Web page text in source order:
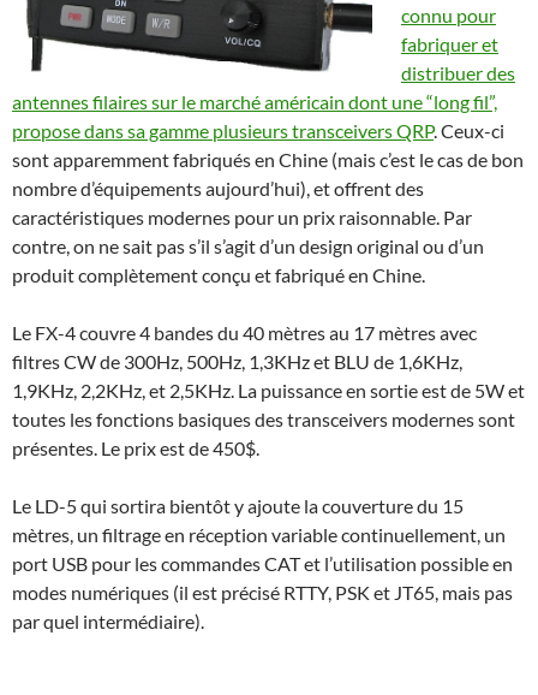
connu pour
fabriquer et
distribuer des
antennes filaires sur le marché américain dont une “long fil”,
propose dans sa gamme plusieurs transceivers QRP. Ceux-ci
sont apparemment fabriqués en Chine (mais c’est le cas de bon
nombre d’équipements aujourd’hui), et offrent des
caractéristiques modernes pour un prix raisonnable. Par
contre, on ne sait pas s’il s’agit d’un design original ou d’un
produit complètement conçu et fabriqué en Chine.
Le FX-4 couvre 4 bandes du 40 mètres au 17 mètres avec
filtres CW de 300Hz, 500Hz, 1,3KHz et BLU de 1,6KHz,
1,9KHz, 2,2KHz, et 2,5KHz. La puissance en sortie est de 5W et
toutes les fonctions basiques des transceivers modernes sont
présentes. Le prix est de 450$.
Le LD-5 qui sortira bientôt y ajoute la couverture du 15
mètres, un filtrage en réception variable continuellement, un
port USB pour les commandes CAT et l’utilisation possible en
modes numériques (il est précisé RTTY, PSK et JT65, mais pas
par quel intermédiaire).